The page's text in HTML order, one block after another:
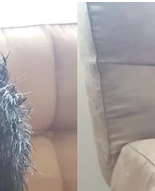
みなさま、『さんざし』って果実って知っていま
すか? 漢方効果(東洋)、ハーブ効果(西洋)がある果
実の事です！ 希釈タイプで飲みやすくなったドリ
ングが登場致しました☺ コレステロール値抑制！
体脂肪の蓄積を抑制！ 脂肪燃焼！ 持久力アップ
花粉症の抑制！...